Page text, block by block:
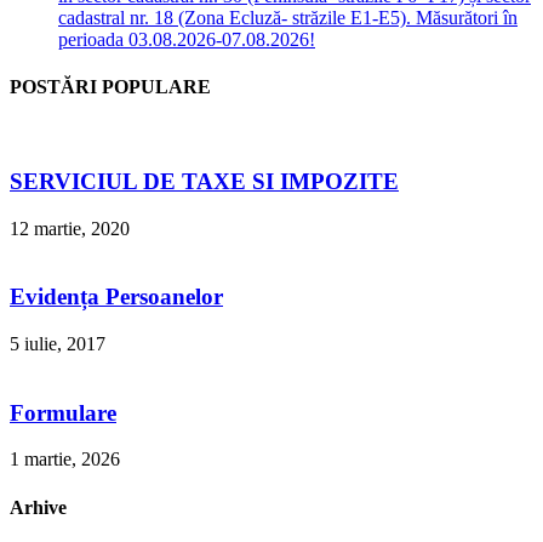
cadastral nr. 18 (Zona Ecluză- străzile E1-E5). Măsurători în
perioada 03.08.2026-07.08.2026!
POSTĂRI POPULARE
SERVICIUL DE TAXE SI IMPOZITE
12 martie, 2020
Evidența Persoanelor
5 iulie, 2017
Formulare
1 martie, 2026
Arhive